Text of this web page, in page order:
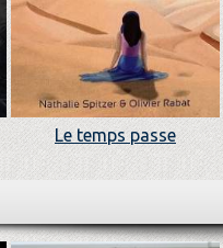
Le temps passe